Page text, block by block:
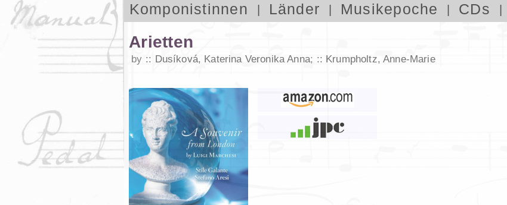
Komponistinnen Länder Musikepoche CDs
Arietten
by Dusíková, Katerina Veronika Anna; Krumpholtz, Anne-Marie